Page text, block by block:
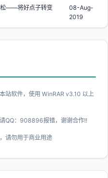
松——将好点子转变
08-Aug-
2019
站软件，使用 WinRAR v3.10 以上
QQ：908896报错，谢谢合作!!
请勿用于商业用途